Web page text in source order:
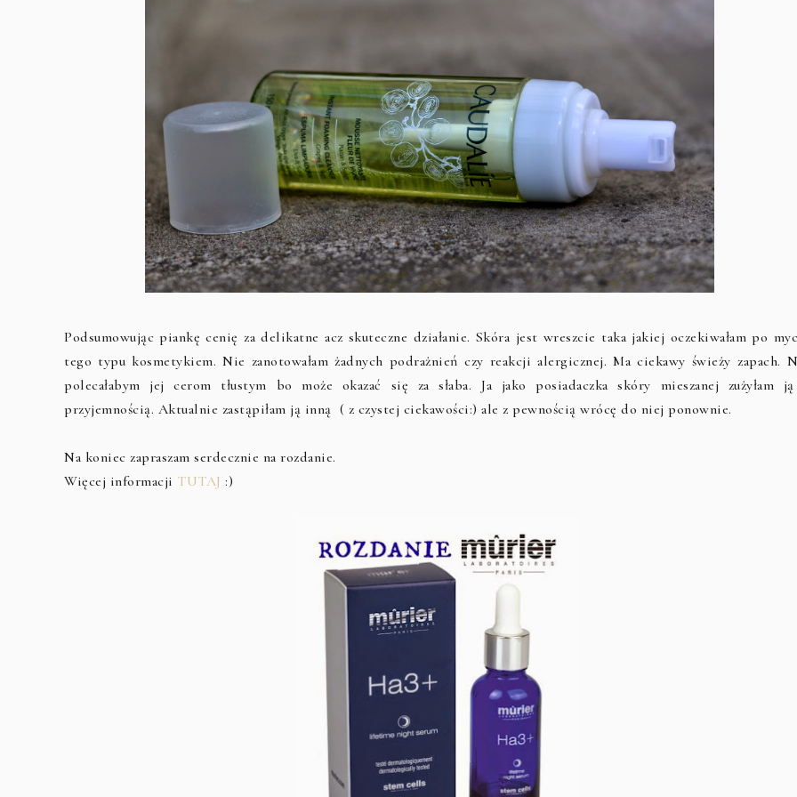
Podsumowując piankę cenię za delikatne acz skuteczne działanie. Skóra jest wreszcie taka jakiej oczekiwałam po
tego typu kosmetykiem. Nie zanotowałam żadnych podrażnień czy reakcji alergicznej. Ma ciekawy świeży zapach.
polecałabym jej cerom tłustym bo może okazać się za słaba. Ja jako posiadaczka skóry mieszanej zużyłam
przyjemnością. Aktualnie zastąpiłam ją inną ( z czystej ciekawości:) ale z pewnością wrócę do niej ponownie.
Na koniec zapraszam serdecznie na rozdanie.
Więcej informacji TUTAJ :)